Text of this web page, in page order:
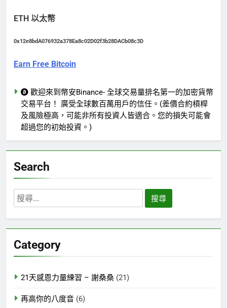
ETH 以太幣
0x12e8bdA076932a378Ea8c02D02f3b28DACb08c3D
Earn Free Bitcoin
歡迎來到幣安Binance- 全球交易量排名第一的加密貨幣
交易平台！ 廣受全球數百萬用戶的信任。(差價合約槓桿
及風險極高，可能非所有投資人皆適合。您的損失可能會
超過您的初始投資。)
Search
搜
尋
字:
Category
21天感恩力量練習 – 謝桑桑 (21)
再高你的八度音 (6)